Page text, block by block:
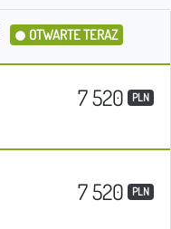
OTWARTE TERAZ
7 520 PLN
7 520 PLN